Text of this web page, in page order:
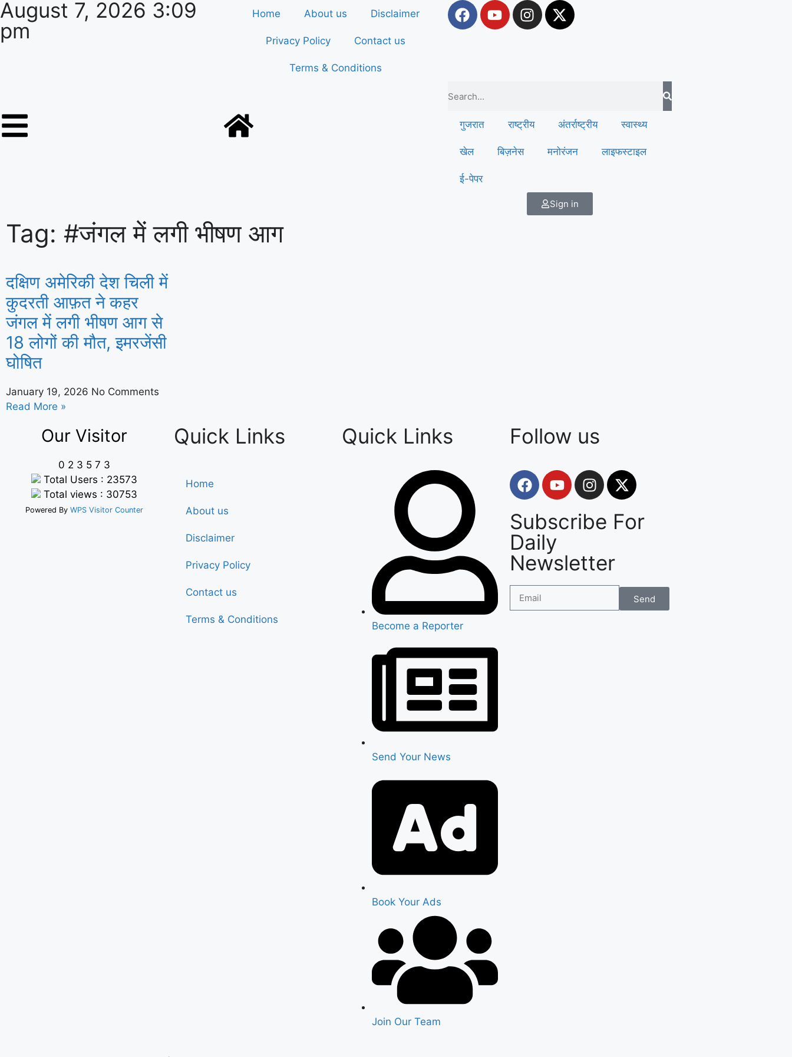
August 7, 2026 3:09
pm
Home About us Disclaimer
Privacy Policy Contact us
Terms & Conditions
गुजरात राष्ट्रीय अंतर्राष्ट्रीय स्वास्थ्य
खेल बिज़नेस मनोरंजन लाइफस्टाइल
ई-पेपर
Sign in
Tag: #जंगल में लगी भीषण आग
दक्षिण अमेरिकी देश चिली में
कुदरती आफ़त ने कहर
जंगल में लगी भीषण आग से
18 लोगों की मौत, इमरजेंसी
घोषित
January 19, 2026 No Comments
Read More »
Our Visitor
0 2 3 5 7 3
Total Users : 23573
Total views : 30753
Powered By WPS Visitor Counter
Quick Links
Home
About us
Disclaimer
Privacy Policy
Contact us
Terms & Conditions
Quick Links
Become a Reporter
Send Your News
Book Your Ads
Join Our Team
Follow us
Subscribe For
Daily
Newsletter
Send